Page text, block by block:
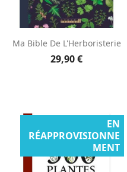
Ma Bible De L'Herboristerie
29,90 €
EN
RÉAPPROVISIONNE
MENT